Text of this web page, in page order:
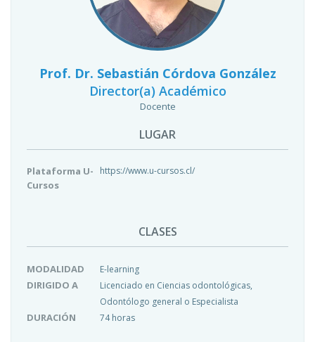
Prof. Dr. Sebastián Córdova González
Director(a) Académico
Docente
LUGAR
Plataforma U-
Cursos
https://www.u-cursos.cl/
CLASES
MODALIDAD E-learning
DIRIGIDO A
Licenciado en Ciencias odontológicas,
Odontólogo general o Especialista
DURACIÓN 74 horas